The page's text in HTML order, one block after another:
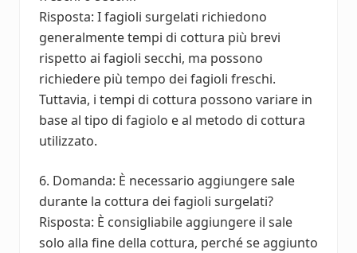
Risposta: I fagioli surgelati richiedono
generalmente tempi di cottura più brevi
rispetto ai fagioli secchi, ma possono
richiedere più tempo dei fagioli freschi.
Tuttavia, i tempi di cottura possono variare in
base al tipo di fagiolo e al metodo di cottura
utilizzato.
6. Domanda: È necessario aggiungere sale
durante la cottura dei fagioli surgelati?
Risposta: È consigliabile aggiungere il sale
solo alla fine della cottura, perché se aggiunto